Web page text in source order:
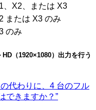
、X2、または X3
または X3 のみ
のみ
（1920×1080）出力を行う
代わりに、4 台のフル
できますか？”